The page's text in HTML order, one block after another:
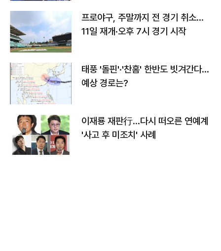
프로야구, 주말까지 전 경기 취소…
11일 재개·오후 7시 경기 시작
태풍 '돌핀'·'찬홈' 한반도 빗겨간다…
예상 경로는?
이재룡 재판行…다시 떠오른 연예계
'사고 후 미조치' 사례